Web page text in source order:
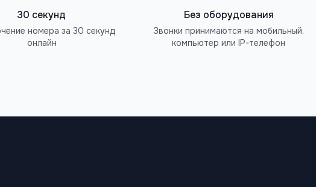
30 секунд
номера за 30 секунд
онлайн
Без оборудования
Звонки принимаются на мобильный,
компьютер или IP-телефон